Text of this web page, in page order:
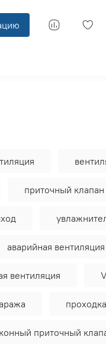
приточный клапан
аварийная вентиляция
вентиляция
проходка
приточный